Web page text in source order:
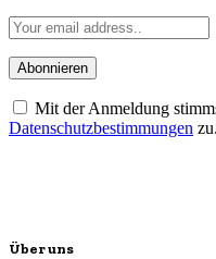
Mit der Anmeldung
Datenschutzbestimmungen zu.
Über uns